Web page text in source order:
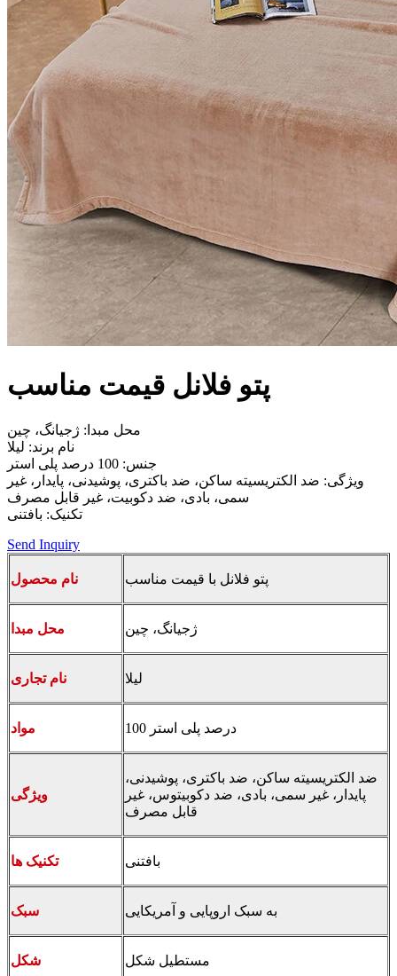
پتو فلانل قیمت مناسب
محل مبدا: ژجیانگ، چین
نام برند: لیلا
جنس: 100 درصد پلی استر
ویژگی: ضد الکتریسیته ساکن، ضد باکتری، پوشیدنی، پایدار، غیر
سمی، بادی، ضد دکوبیت، غیر قابل مصرف
تکنیک: بافتنی
Send Inquiry
نام محصول پتو فلانل با قیمت مناسب
محل مبدا ژجیانگ، چین
نام تجاری لیلا
مواد 100 درصد پلی استر
ویژگی
ضد الکتریسیته ساکن، ضد باکتری، پوشیدنی،
پایدار، غیر سمی، بادی، ضد دکوبیتوس، غیر
قابل مصرف
تکنیک ها بافتنی
سبک به سبک اروپایی و آمریکایی
شکل مستطیل شکل